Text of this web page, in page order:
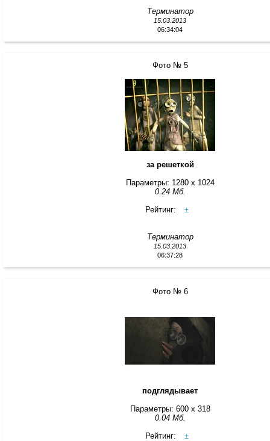
Терминатор
15.03.2013
06:34:04
Фото № 5
за решеткой
Параметры: 1280 x 1024
0.24 Мб.
Рейтинг:
±
Терминатор
15.03.2013
06:37:28
Фото № 6
подглядывает
Параметры: 600 x 318
0.04 Мб.
Рейтинг:
±